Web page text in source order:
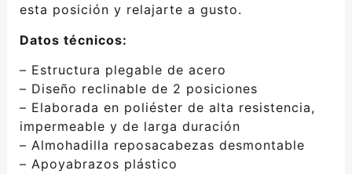
esta posición y relajarte a gusto.
Datos técnicos:
– Estructura plegable de acero
– Diseño reclinable de 2 posiciones
– Elaborada en poliéster de alta resistencia,
impermeable y de larga duración
– Almohadilla reposacabezas desmontable
– Apoyabrazos plástico